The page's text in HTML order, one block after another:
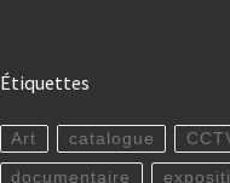
Étiquettes
Art catalogue
documentaire